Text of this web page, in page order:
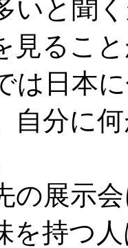
いと聞
見るこ
は日本
自分に
展示
を持つ